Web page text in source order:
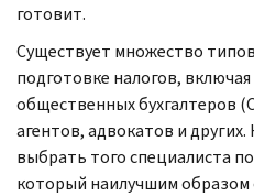
готовит.
Существует множество
подготовке налогов,
общественных бухгалтеров (
агентов, адвокатов и
выбрать того специалиста
который наилучшим образом